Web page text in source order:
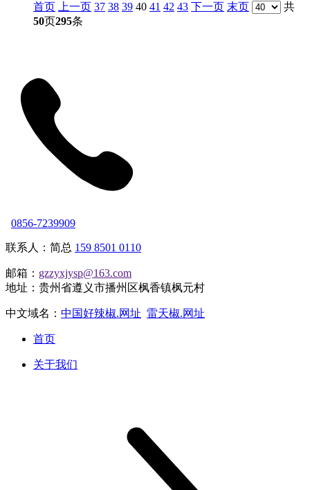
首页 上一页 37 38 39 40 41 42 43 下一页 末页
共
50页295条
0856-7239909
联系人：简总 159 8501 0110
邮箱： gzzyxjysp@163.com
地址：贵州省遵义市播州区枫香镇枫元村
中文域名： 中国好辣椒.网址 雷天椒.网址
首页
关于我们